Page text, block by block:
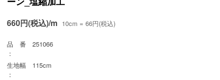
660円(税込)/m 10cm = 66円(税込)
品 番
：
251066
生地幅
：
115cm